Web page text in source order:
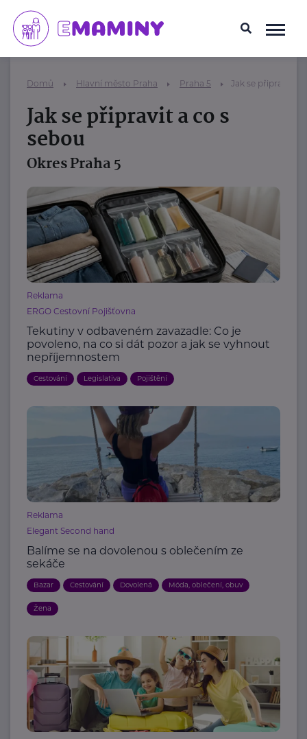
Domů Hlavní město Praha Praha 5 Jak se připravit a
Jak se připravit a co s
sebou
Okres Praha 5
Reklama
ERGO Cestovní Pojišťovna
Tekutiny v odbaveném zavazadle: Co je
povoleno, na co si dát pozor a jak se vyhnout
nepříjemnostem
Cestování Legislativa Pojištění
Reklama
Elegant Second hand
Balíme se na dovolenou s oblečením ze
sekáče
Bazar Cestování Dovolená Móda, oblečení, obuv
Žena